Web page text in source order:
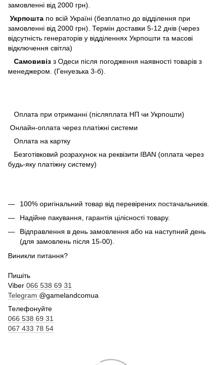
замовленні від 2000 грн).
Укрпошта по всій Україні (безплатно до відділення при
замовленні від 2000 грн). Термін доставки 5-12 днів (через
відсутність генераторів у відділеннях Укрпошти та масові
відключення світла)
Самовивіз з Одеси після погодження наявності товарів з
менеджером. (Генуезька 3-б).
Оплата при отриманні (післяплата НП чи Укрпошти)
Онлайн-оплата через платіжні системи
Оплата на картку
Безготівковий розрахунок на реквізити IBAN (оплата через
будь-яку платіжну систему)
100% оригінальний товар від перевірених постачальників.
Надійне пакування, гарантія цілісності товару.
Відправлення в день замовлення або на наступний день
(для замовлень після 15-00).
Виникли питання?
Пишіть
Viber 066 538 69 31
Telegram @gamelandcomua
Телефонуйте
066 538 69 31
067 433 78 54